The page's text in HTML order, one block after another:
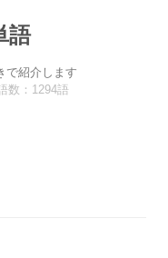
語
で紹介します
数：1294語